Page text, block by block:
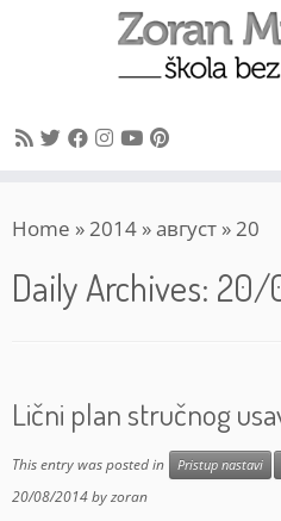
toHome »2014 »август »20
Daily Archives: 20/
Lični plan stručnog
This entry was posted in Pristup nastavi
20/08/2014byzoran